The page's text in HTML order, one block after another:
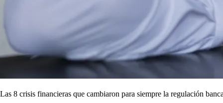
Las 8 crisis financieras que cambiaron para siempre la regulación